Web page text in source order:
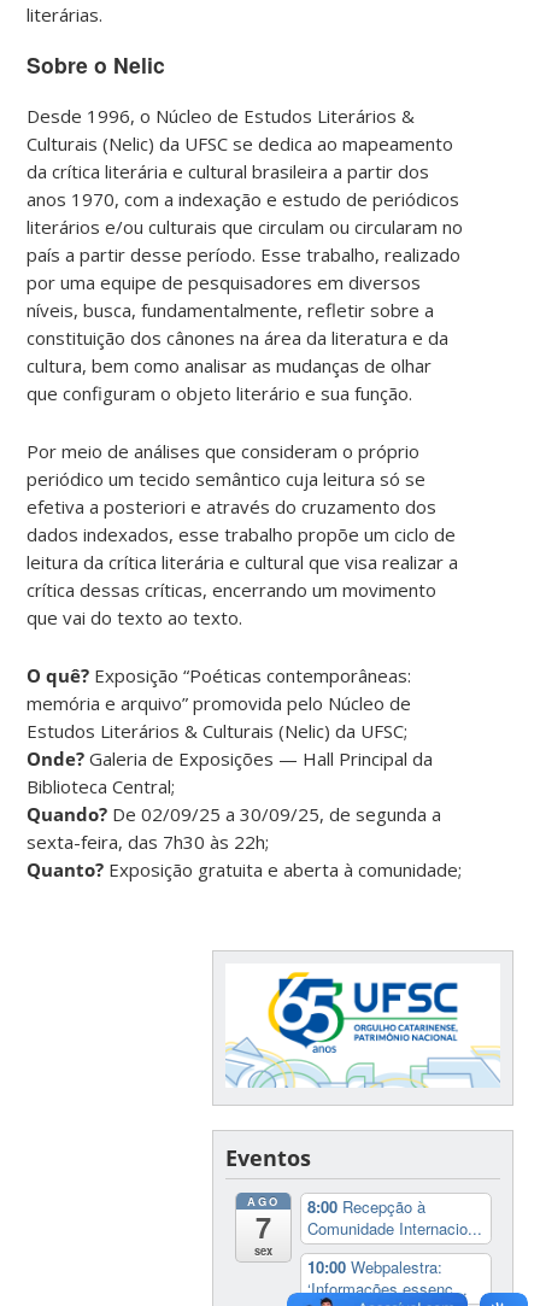
literárias.
Sobre o Nelic
Desde 1996, o Núcleo de Estudos Literários &
Culturais (Nelic) da UFSC se dedica ao mapeamento
da crítica literária e cultural brasileira a partir dos
anos 1970, com a indexação e estudo de periódicos
literários e/ou culturais que circulam ou circularam no
país a partir desse período. Esse trabalho, realizado
por uma equipe de pesquisadores em diversos
níveis, busca, fundamentalmente, refletir sobre a
constituição dos cânones na área da literatura e da
cultura, bem como analisar as mudanças de olhar
que configuram o objeto literário e sua função.
Por meio de análises que consideram o próprio
periódico um tecido semântico cuja leitura só se
efetiva a posteriori e através do cruzamento dos
dados indexados, esse trabalho propõe um ciclo de
leitura da crítica literária e cultural que visa realizar a
crítica dessas críticas, encerrando um movimento
que vai do texto ao texto.
O quê? Exposição “Poéticas contemporâneas:
memória e arquivo” promovida pelo Núcleo de
Estudos Literários & Culturais (Nelic) da UFSC;
Onde? Galeria de Exposições — Hall Principal da
Biblioteca Central;
Quando? De 02/09/25 a 30/09/25, de segunda a
sexta-feira, das 7h30 às 22h;
Quanto? Exposição gratuita e aberta à comunidade;
Eventos
AGO
7
sex
8:00 Recepção à
Comunidade Internacio...
10:00Webpalestra:
‘Informações essenc...